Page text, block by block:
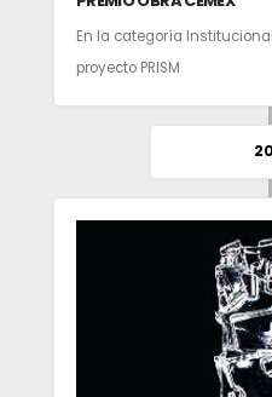
En la categoría
proyecto PRISM